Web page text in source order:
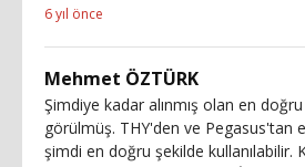
6 yıl önce
Mehmet ÖZTÜRK
Şimdiye kadar alınmış olan en
görülmüş. THY'den ve Pegasus'tan
şimdi en doğru şekilde kullanılabilir.